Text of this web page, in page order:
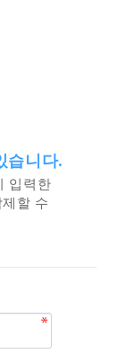
습니다.
입력한
할 수